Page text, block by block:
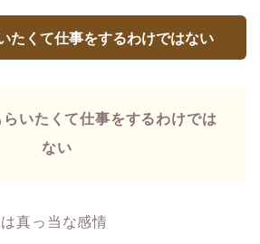
たくて仕事をするわけではない
いたくて仕事をするわけでは
ない
真っ当な感情